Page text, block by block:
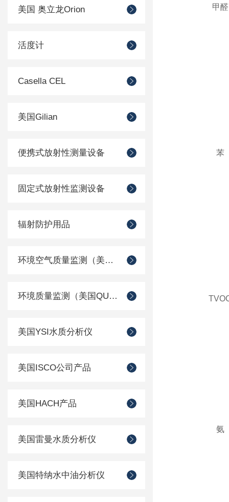
美国 奥立龙Orion
活度计
Casella CEL
美国Gilian
便携式放射性测量设备
固定式放射性监测设备
辐射防护用品
环境空气质量监测（美国Met one）
环境质量监测（美国QUEST）
美国YSI水质分析仪
美国ISCO公司产品
美国HACH产品
美国雷曼水质分析仪
美国特纳水中油分析仪
甲醛
苯
氨